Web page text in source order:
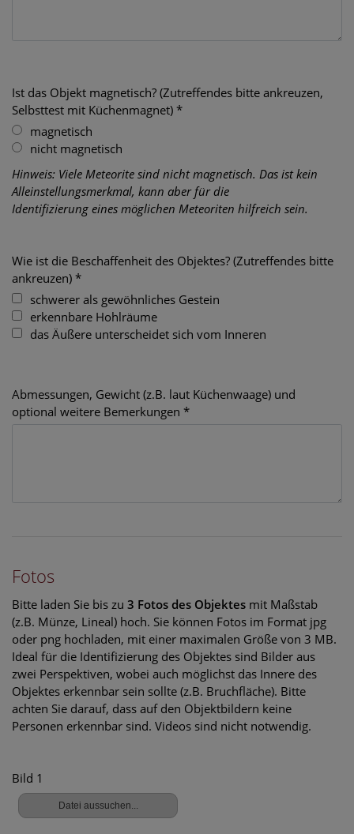
Ist das Objekt magnetisch? (Zutreffendes bitte ankreuzen,
Selbsttest mit Küchenmagnet) *
magnetisch
nicht magnetisch
Hinweis: Viele Meteorite sind nicht magnetisch. Das ist kein
Alleinstellungsmerkmal, kann aber für die
Identifizierung eines möglichen Meteoriten hilfreich sein.
Wie ist die Beschaffenheit des Objektes? (Zutreffendes bitte
ankreuzen) *
schwerer als gewöhnliches Gestein
erkennbare Hohlräume
das Äußere unterscheidet sich vom Inneren
Abmessungen, Gewicht (z.B. laut Küchenwaage) und
optional weitere Bemerkungen *
Fotos
Bitte laden Sie bis zu 3 Fotos des Objektes mit Maßstab
(z.B. Münze, Lineal) hoch. Sie können Fotos im Format jpg
oder png hochladen, mit einer maximalen Größe von 3 MB.
Ideal für die Identifizierung des Objektes sind Bilder aus
zwei Perspektiven, wobei auch möglichst das Innere des
Objektes erkennbar sein sollte (z.B. Bruchfläche). Bitte
achten Sie darauf, dass auf den Objektbildern keine
Personen erkennbar sind. Videos sind nicht notwendig.
Bild 1